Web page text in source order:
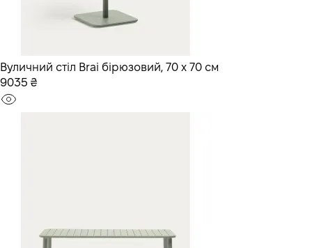
Вуличний стіл Brai бірюзовий, 70 x 70 см
9035 ₴